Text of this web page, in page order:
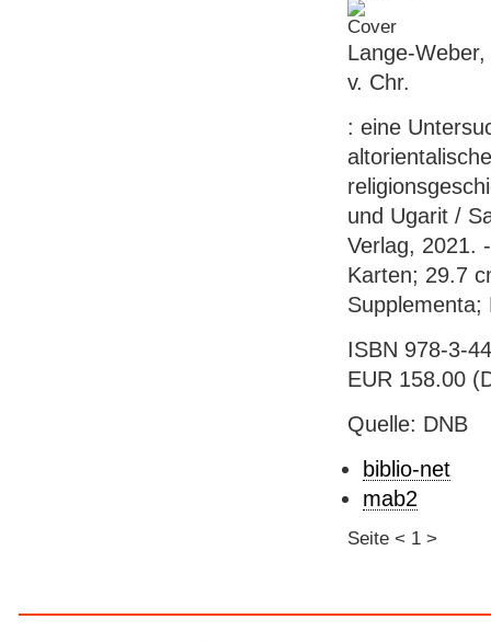
Lange-
v. Chr.
: eine
und Ugarit /
Verlag, 2021.
Karten; 29.7
Supplementa;
ISBN 978-3-
EUR 158.00
Quelle: DNB
biblio-net
mab2
Seite < 1 >